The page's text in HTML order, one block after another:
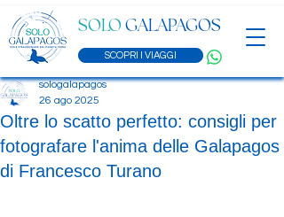
SOLO GALAPAGOS
SCOPRI I VIAGGI
Oltre lo scatto perfetto: consigli per
fotografare l'anima delle Galapagos
di Francesco Turano
sologalapagos
26 ago 2025